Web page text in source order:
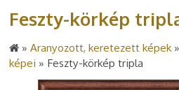
Feszty-körkép
» Aranyozott, keretezett képek»
képei » Feszty-körkép tripla